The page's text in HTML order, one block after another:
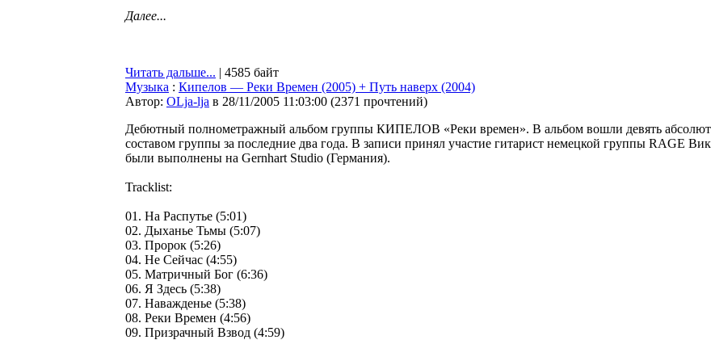
Далее...
Читать дальше... | 4585 байт
Музыка : Кипелов — Реки Времeн (2005) + Путь наверх (2004)
Автор: OLja-lja в 28/11/2005 11:03:00 (2371 прочтений)
Дебютный полнометражный альбом группы КИПЕЛОВ «Реки времен». В альбом вошли девять
составом группы за последние два года. В записи принял участие гитарист немецкой группы RAGE
были выполнены на Gernhart Studio (Германия).
Tracklist:
01. На Распутье (5:01)
02. Дыханье Тьмы (5:07)
03. Пророк (5:26)
04. Не Сейчас (4:55)
05. Матричный Бог (6:36)
06. Я Здесь (5:38)
07. Наважденье (5:38)
08. Реки Времен (4:56)
09. Призрачный Взвод (4:59)